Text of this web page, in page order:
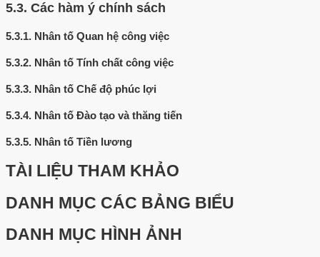
5.3. Các hàm ý chính sách
5.3.1. Nhân tố Quan hệ công việc
5.3.2. Nhân tố Tính chất công việc
5.3.3. Nhân tố Chế độ phúc lợi
5.3.4. Nhân tố Đào tạo và thăng tiến
5.3.5. Nhân tố Tiền lương
TÀI LIỆU THAM KHẢO
DANH MỤC CÁC BẢNG BIỂU
DANH MỤC HÌNH ẢNH